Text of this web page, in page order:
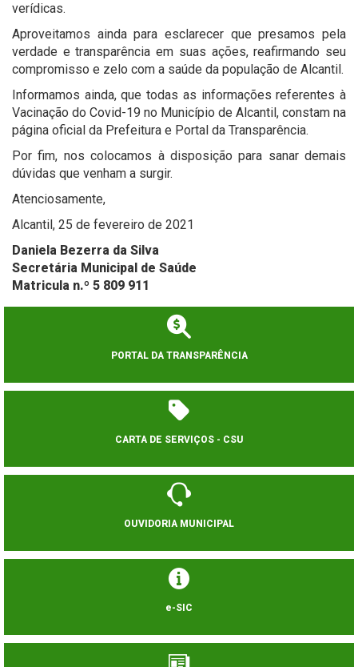
verídicas.
Aproveitamos ainda para esclarecer que presamos pela
verdade e transparência em suas ações, reafirmando seu
compromisso e zelo com a saúde da população de Alcantil.
Informamos ainda, que todas as informações referentes à
Vacinação do Covid-19 no Município de Alcantil, constam na
página oficial da Prefeitura e Portal da Transparência.
Por fim, nos colocamos à disposição para sanar demais
dúvidas que venham a surgir.
Atenciosamente,
Alcantil, 25 de fevereiro de 2021
Daniela Bezerra da Silva
Secretária Municipal de Saúde
Matricula n.º 5 809 911
PORTAL DA TRANSPARÊNCIA
CARTA DE SERVIÇOS - CSU
OUVIDORIA MUNICIPAL
e-SIC